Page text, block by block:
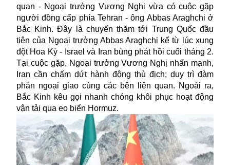
quan - Ngoại trưởng Vương Nghị vừa có cuộc gặp
người đồng cấp phía Tehran - ông Abbas Araghchi ở
Bắc Kinh. Đây là chuyến thăm tới Trung Quốc đầu
tiên của Ngoại trưởng Abbas Araghchi kể từ lúc xung
đột Hoa Kỳ - Israel và Iran bùng phát hồi cuối tháng 2.
Tại cuộc gặp, Ngoại trưởng Vương Nghị nhấn mạnh,
Iran cần chấm dứt hành động thù địch; duy trì đàm
phán ngoại giao cùng các bên liên quan. Ngoài ra,
Bắc Kinh kêu gọi nhanh chóng khôi phục hoạt động
vận tải qua eo biển Hormuz.